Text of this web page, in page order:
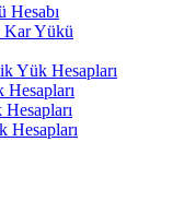
Kar Yükü
Yük Hesapları
Hesapları